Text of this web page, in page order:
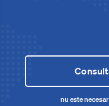
nu este